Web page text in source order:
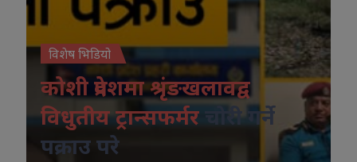
विशेष भिडियो
कोशी प्रदेशमा श्रृंङखलावद्व
विधुतीय ट्रान्सफर्मर
चोरी गर्ने
पक्राउ परे